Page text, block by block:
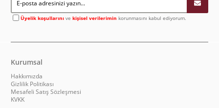
Üyelik koşullarını vekişisel verilerimin korunmasını kabul ediyorum.
Kurumsal
Hakkımızda
Gizlilik Politikası
Mesafeli Satış Sözleşmesi
KVKK